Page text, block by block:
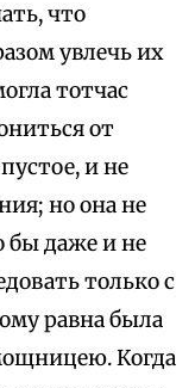
что
увлечь их
тотчас
от
и не
но она не
бы даже и не
только с
равна была
Когда